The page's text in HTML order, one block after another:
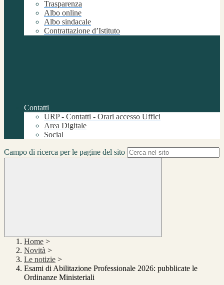
Trasparenza
Albo online
Albo sindacale
Contrattazione d’Istituto
Contatti
URP - Contatti - Orari accesso Uffici
Area Digitale
Social
Campo di ricerca per le pagine del sito
Home >
Novità >
Le notizie >
Esami di Abilitazione Professionale 2026: pubblicate le
Ordinanze Ministeriali